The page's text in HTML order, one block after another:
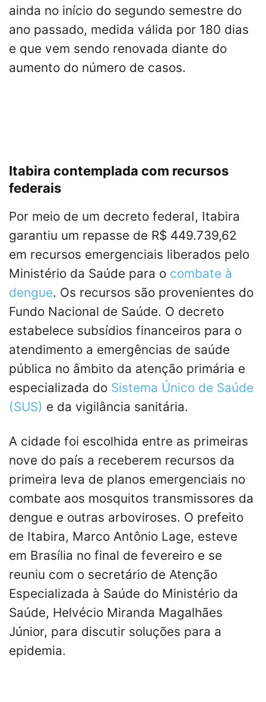
ainda no início do segundo semestre do
ano passado, medida válida por 180 dias
e que vem sendo renovada diante do
aumento do número de casos.
Itabira contemplada com recursos
federais
Por meio de um decreto federaI, Itabira
garantiu um repasse de R$ 449.739,62
em recursos emergenciais liberados pelo
Ministério da Saúde para o combate à
dengue. Os recursos são provenientes ​​do
Fundo Nacional de Saúde. O decreto
estabelece subsídios financeiros para o
atendimento a emergências de saúde
pública no âmbito da atenção primária e
especializada do Sistema Único de Saúde
(SUS) e da vigilância sanitária.
A cidade foi escolhida entre as primeiras
nove do país a receberem recursos da
primeira leva de planos emergenciais no
combate aos mosquitos transmissores da
dengue e outras arboviroses. O prefeito
de Itabira, Marco Antônio Lage, esteve
em Brasília no final de fevereiro e se
reuniu com o secretário de Atenção
Especializada à Saúde do Ministério da
Saúde, Helvécio Miranda Magalhães
Júnior, para discutir soluções para a
epidemia.